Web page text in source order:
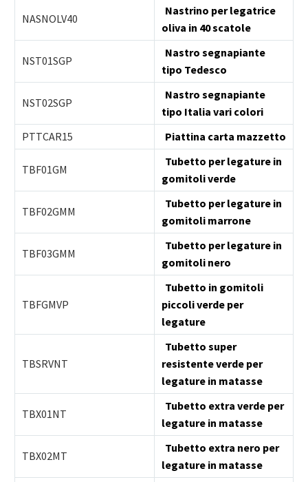
NASNOLV40
Nastrino per legatrice
oliva in 40 scatole
NST01SGP
Nastro segnapiante
tipo Tedesco
NST02SGP
Nastro segnapiante
tipo Italia vari colori
PTTCAR15
Piattina carta mazzetto
TBF01GM
Tubetto per legature in
gomitoli verde
TBF02GMM
Tubetto per legature in
gomitoli marrone
TBF03GMM
Tubetto per legature in
gomitoli nero
TBFGMVP
Tubetto in gomitoli
piccoli verde per
legature
TBSRVNT
Tubetto super
resistente verde per
legature in matasse
TBX01NT
Tubetto extra verde per
legature in matasse
TBX02MT
Tubetto extra nero per
legature in matasse